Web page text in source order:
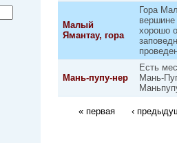
Малый
Ямантау, гора
Гора
хорошо
Мань-пупу-нер
Есть
Мань-
Страницы
« первая ‹